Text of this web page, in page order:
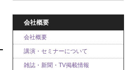
会社概要
会社概要
講演・セミナーについて
雑誌・新聞・TV掲載情報